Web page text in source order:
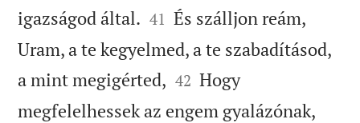
igazságod által. 

41 És szálljon reám,
Uram, a te kegyelmed, a te szabadításod,
a mint megigérted, 

42 Hogy
megfelelhessek az engem gyalázónak,